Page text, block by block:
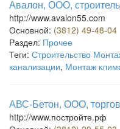
Авалон, ООО,
http://www.avalon55.com
Основной: (3812) 49-48-04
Раздел: Прочее
Теги: Строительство
канализации, Монтаж
АВС-Бетон, ООО,
http://www.постройте.рф